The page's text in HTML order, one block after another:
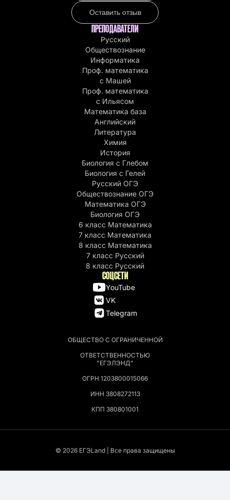
ОБЩЕСТВО С ОГРАНИЧЕННОЙ
ОТВЕТСТВЕННОСТЬЮ
"ЕГЭЛЭНД"
ОГРН 1203800015066
ИНН 3808272113
КПП 380801001
Оставить отзыв
ПРЕПОДАВАТЕЛИ
Русский
Обществознание
Информатика
Проф. математика
с Машей
Проф. математика
c Ильясом
Математика база
Английский
Литература
Химия
История
Биология с Глебом
Биология с Гелей
Русский ОГЭ
Обществознание ОГЭ
Математика ОГЭ
Биология ОГЭ
6 класс Математика
7 класс Математика
8 класс Математика
7 класс Русский
8 класс Русский
СОЦСЕТИ
YouTube
VK
Telegram
© 2026 EГЭLand | Все права защищены